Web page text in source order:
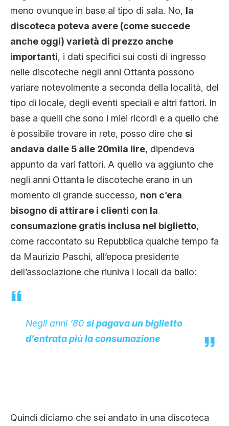
meno ovunque in base al tipo di sala. No, la
discoteca poteva avere (come succede
anche oggi) varietà di prezzo anche
importanti, i dati specifici sui costi di ingresso
nelle discoteche negli anni Ottanta possono
variare notevolmente a seconda della località, del
tipo di locale, degli eventi speciali e altri fattori. In
base a quelli che sono i miei ricordi e a quello che
è possibile trovare in rete, posso dire che si
andava dalle 5 alle 20mila lire, dipendeva
appunto da vari fattori. A quello va aggiunto che
negli anni Ottanta le discoteche erano in un
momento di grande successo, non c’era
bisogno di attirare i clienti con la
consumazione gratis inclusa nel biglietto,
come raccontato su Repubblica qualche tempo fa
da Maurizio Paschi, all’epoca presidente
dell’associazione che riuniva i locali da ballo:
Negli anni ‘80 si pagava un biglietto
d’entrata più la consumazione
Quindi diciamo che sei andato in una discoteca